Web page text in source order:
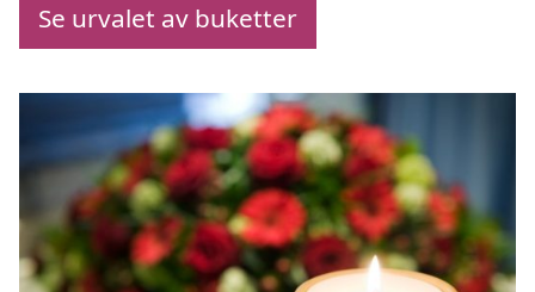
Se urvalet av buketter